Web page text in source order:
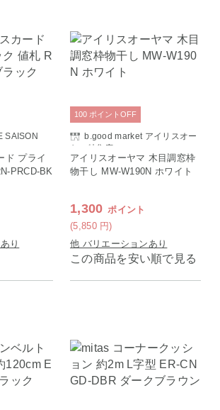
SAISON
ド プライ
PRCD-BK
り
b.good market アイリスオー
ヤマ特集店
アイリスオーヤマ 木目調窓枠
物干し MW-W190N ホワイト
1,300 ポイント
(5,850 円)
100 ポイント OFF
他 バリエーションあり
この商品を安い順で見る